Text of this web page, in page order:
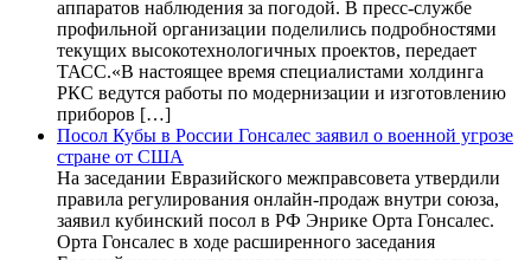
аппаратов наблюдения за погодой. В пресс-службе
профильной организации поделились подробностями
текущих высокотехнологичных проектов, передает
ТАСС.«В настоящее время специалистами холдинга
РКС ведутся работы по модернизации и изготовлению
приборов […]
Посол Кубы в России Гонсалес заявил о военной угрозе
стране от США
На заседании Евразийского межправсовета утвердили
правила регулирования онлайн-продаж внутри союза,
заявил кубинский посол в РФ Энрике Орта Гонсалес.
Орта Гонсалес в ходе расширенного заседания